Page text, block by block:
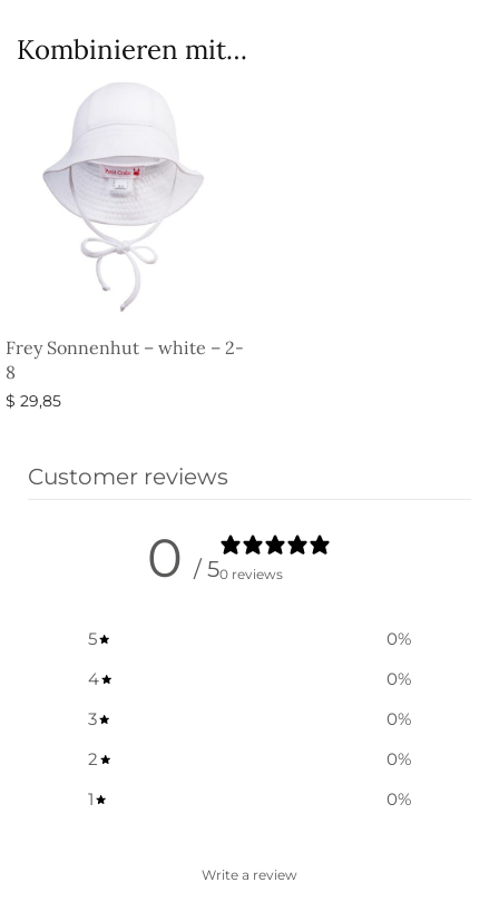
Kombinieren mit…
Frey Sonnenhut – white – 2-
8
$ 29,85
Customer reviews
0 / 50 reviews
5 0%
4
0%
3
0%
2
0%
1
0%
Write a review